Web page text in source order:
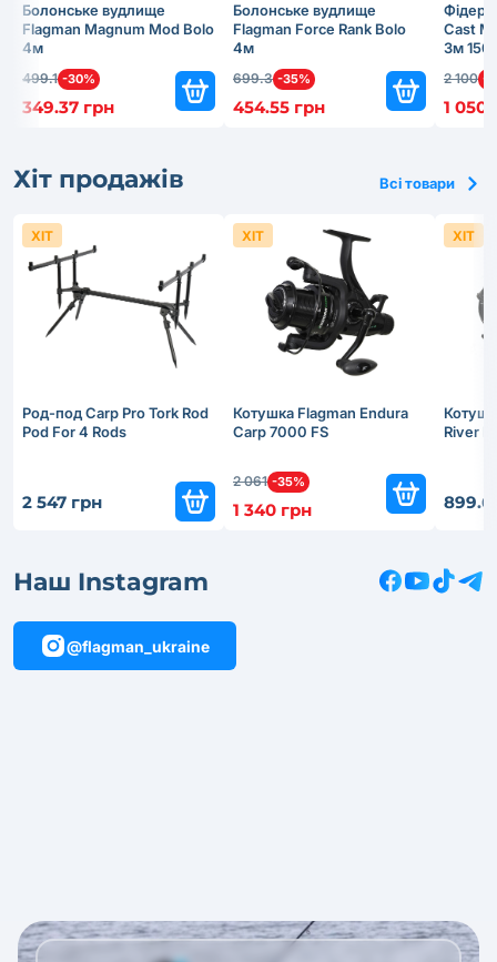
Болонське вудлище
Flagman Magnum Mod Bolo
4м
499.1 -30%
349.37 грн
Болонське вудлище
Flagman Force Rank Bolo
4м
699.3 -35%
454.55 грн
Cast
3м 150г
2 100 -
1 050
Хіт продажів Всі товари
Род-под Carp Pro Tork Rod
Pod For 4 Rods
2 547 грн
ХІТ
Котушка Flagman Endura
Carp 7000 FS
2 061 -35%
1 340 грн
ХІТ
River
899.6
ХІТ
Наш Instagram
@flagman_ukraine